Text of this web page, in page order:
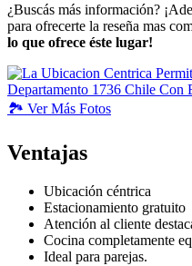
¿Buscás más información?
para ofrecerte la reseña mas
lo que ofrece éste lugar!
🏞️ VerMás Fotos
Ventajas
Ubicación céntrica
Estacionamiento gratuito
Atención al cliente
Cocina completamente
Ideal para parejas.